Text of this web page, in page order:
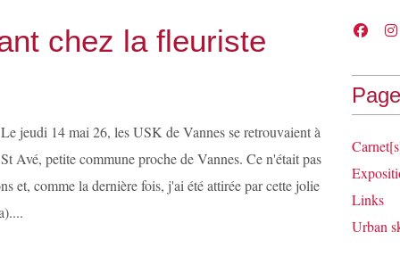
chez la fleuriste
Le jeudi 14 mai 26, les USK de Vannes se retrouvaient à
St Avé, petite commune proche de Vannes. Ce n'était pas
et, comme la dernière fois, j'ai été attirée par cette jolie
Links
Urban